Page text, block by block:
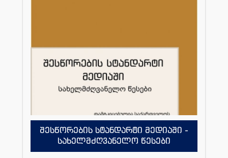
შესწორების სტანდარტი მედიაში -
სახელმძღვანელო წესები